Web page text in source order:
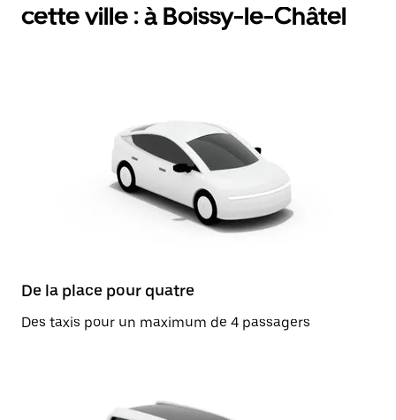
cette ville : à Boissy-le-Châtel
De la place pour quatre
Des taxis pour un maximum de 4 passagers